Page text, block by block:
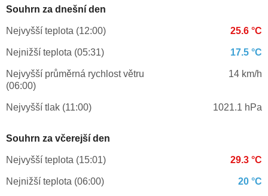
Souhrn za dnešní den
Nejvyšší teplota (12:00) 25.6 °C
Nejnižší teplota (05:31) 17.5 °C
Nejvyšší průměrná rychlost větru
(06:00)
14 km/h
Nejvyšší tlak (11:00) 1021.1 hPa
Souhrn za včerejší den
Nejvyšší teplota (15:01) 29.3 °C
Nejnižší teplota (06:00) 20 °C